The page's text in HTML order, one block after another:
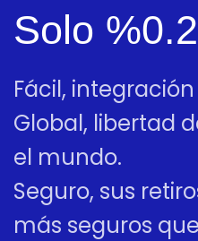
Solo
Fácil,
Global, libertad
el mundo.
Seguro, sus
más seguros